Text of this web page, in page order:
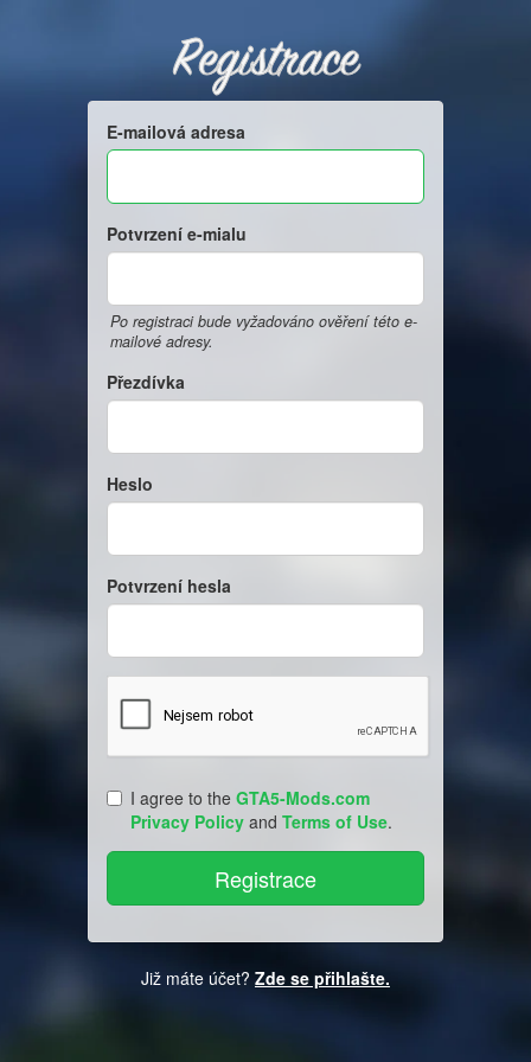
Registrace
E-mailová adresa
Potvrzení e-mialu
Po registraci bude vyžadováno ověření této e-
mailové adresy.
Přezdívka
Heslo
Potvrzení hesla
I agree to the GTA5-Mods.com
Privacy Policy and Terms of Use.
Již máte účet? Zde se přihlašte.